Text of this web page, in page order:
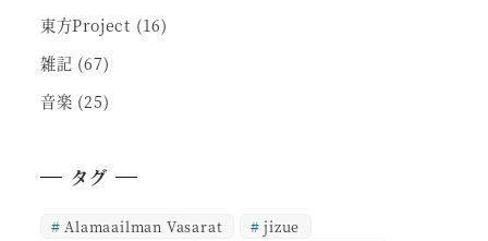
東方Project (16)
雑記 (67)
音楽 (25)
タグ
Alamaailman Vasarat
jizue